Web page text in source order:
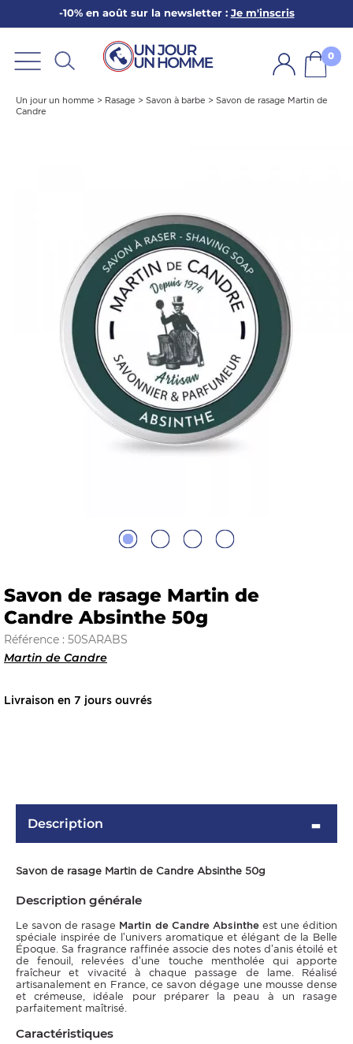
-10% en août sur la newsletter : Je m'inscris
0
Un jour un homme > Rasage > Savon à barbe > Savon de rasage Martin de
Candre
Savon de rasage Martin de
Candre Absinthe 50g
Référence : 50SARABS
Martin de Candre
Livraison en 7 jours ouvrés
Description
Savon de rasage Martin de Candre Absinthe 50g
Description générale
Le savon de rasage Martin de Candre Absintheest une édition
spéciale inspirée de l’univers aromatique et élégant de la Belle
Époque. Sa fragrance raffinée associe des notes d’anis étoilé et
de fenouil, relevées d’une touche mentholée qui apporte
fraîcheur et vivacité à chaque passage de lame. Réalisé
artisanalement en France, ce savon dégage une mousse dense
et crémeuse, idéale pour préparer la peau à un rasage
parfaitement maîtrisé.
Caractéristiques